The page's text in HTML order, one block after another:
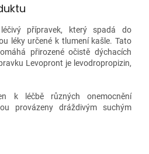
přípravek, který spadá do
léky určené k tlumení kašle. Tato
přirozené očistě dýchacích
Levopront je levodropropizin,
k léčbě různých onemocnění
provázeny dráždivým suchým